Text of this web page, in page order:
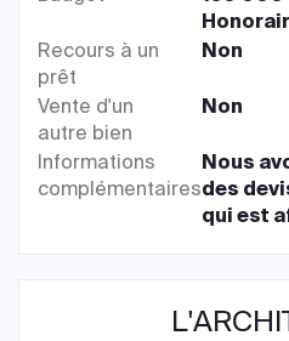
Recours à un
prêt
Non
Vente d'un
autre bien
Non
Informations
complémentaires
Nous
des
qui est